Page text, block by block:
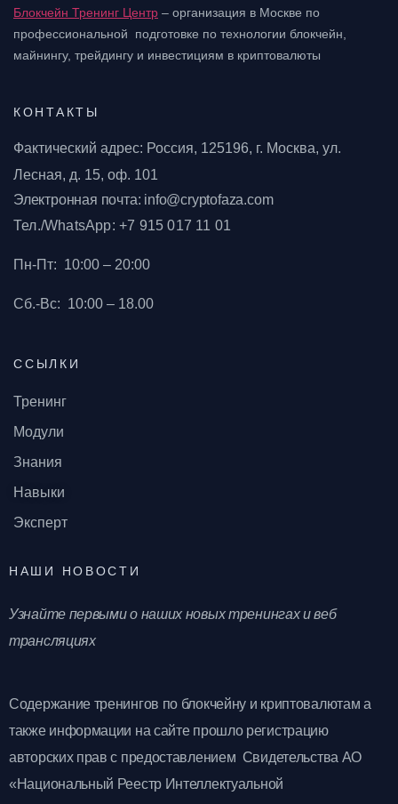
Блокчейн Тренинг Центр – организация в Москве по
профессиональной подготовке по технологии блокчейн,
майнингу, трейдингу и инвестициям в криптовалюты
КОНТАКТЫ
Фактический адрес: Россия, 125196, г. Москва, ул.
Лесная, д. 15, оф. 101
Электронная почта: info@cryptofaza.com
Тел./WhatsApp: +7 915 017 11 01
Пн-Пт: 10:00 – 20:00
Сб.-Вс: 10:00 – 18.00
ССЫЛКИ
Тренинг
Модули
Знания
Навыки
Эксперт
НАШИ НОВОСТИ
Узнайте первыми о наших новых тренингах и веб
трансляциях
Содержание тренингов по блокчейну и криптовалютам а
также информации на сайте прошло регистрацию
авторских прав с предоставлением Свидетельства АО
«Национальный Реестр Интеллектуальной